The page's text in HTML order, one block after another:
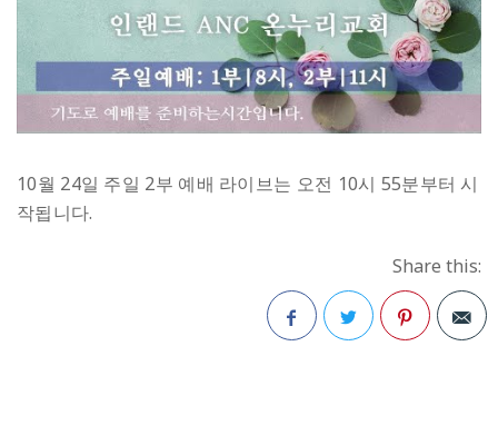
10월 24일 주일 2부 예배 라이브는 오전 10시 55분부터 시
작됩니다.
Share this: